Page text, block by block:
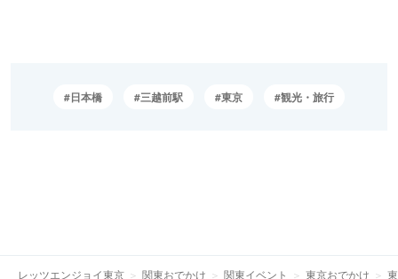
日本橋 三越前駅 東京 観光・旅行
レッツエンジョイ東京 関東おでかけ 関東イベント 東京おでかけ